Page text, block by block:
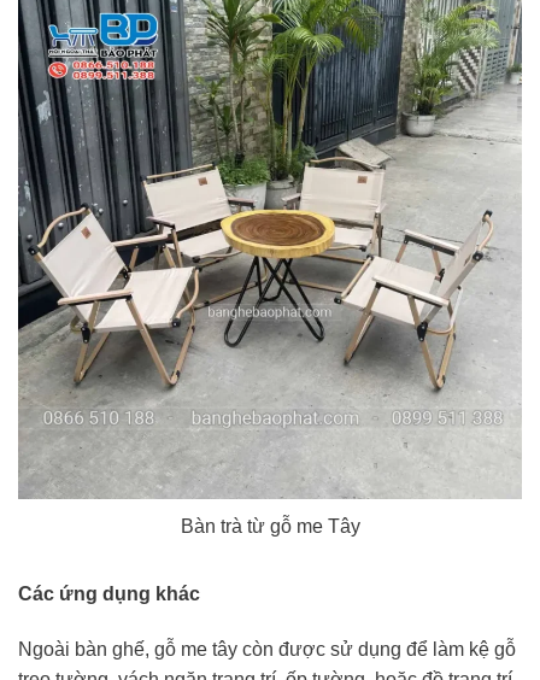
Bàn trà từ gỗ me Tây
Các ứng dụng khác
Ngoài bàn ghế, gỗ me tây còn được sử dụng để làm kệ gỗ